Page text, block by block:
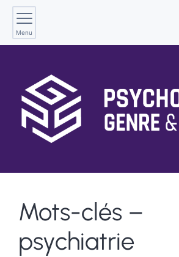
Menu
Mots-clés –
psychiatrie